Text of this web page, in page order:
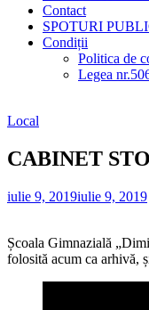
Contact
SPOTURI
Condiții
Politica de
Legea
Local
CABINET
iulie 9, 2019iulie 9, 2019
Școala Gimnazială
folosită acum ca arhivă,